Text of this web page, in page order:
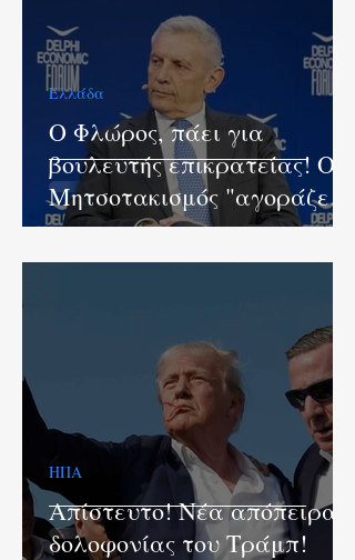
O Φλώρος, πάει για
βουλευτής επικρατείας! Ο
Μητσοτακισμός "αγοράζει"
και στρατηγούς!
Ελλάδα
Aπίστευτο! Νέα απόπειρα
δολοφονίας του Τράμπ!
ΗΠΑ